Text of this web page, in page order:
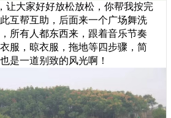
让大家好好放松放松，你帮我按完
互帮互助，后面来一个广场舞洗
所有人都东西来，跟着音乐节奏
服，晾衣服，拖地等四步骤，简
是一道别致的风光啊！